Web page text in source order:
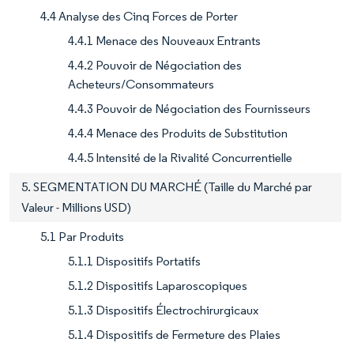
4.4 Analyse des Cinq Forces de Porter
4.4.1 Menace des Nouveaux Entrants
4.4.2 Pouvoir de Négociation des
Acheteurs/Consommateurs
4.4.3 Pouvoir de Négociation des Fournisseurs
4.4.4 Menace des Produits de Substitution
4.4.5 Intensité de la Rivalité Concurrentielle
5. SEGMENTATION DU MARCHÉ (Taille du Marché par
Valeur - Millions USD)
5.1 Par Produits
5.1.1 Dispositifs Portatifs
5.1.2 Dispositifs Laparoscopiques
5.1.3 Dispositifs Électrochirurgicaux
5.1.4 Dispositifs de Fermeture des Plaies